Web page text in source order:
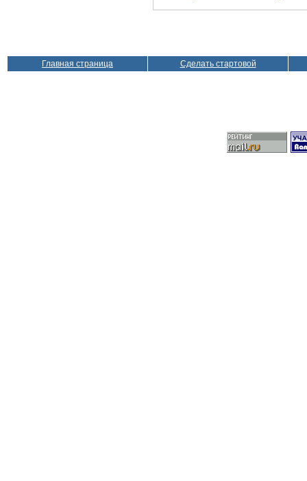
Главная страница Сделать стартовой